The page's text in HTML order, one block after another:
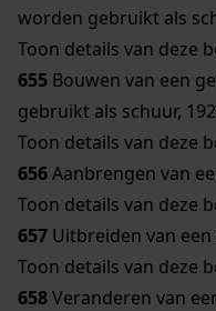
worden gebruikt als
Toon details van deze
655 Bouwen van een
gebruikt als schuur,
Toon details van deze
656Aanbrengen van
Toon details van deze
657 Uitbreiden van een
Toon details van deze
658Veranderen van